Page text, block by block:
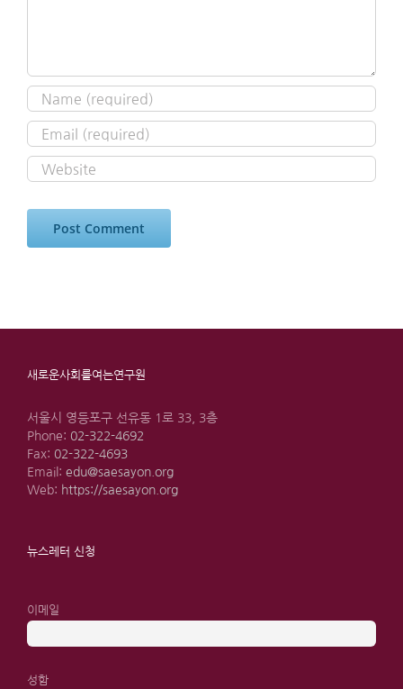
새로운사회를여는연구원
서울시 영등포구 선유동 1로 33, 3층
Phone: 02-322-4692
Fax: 02-322-4693
Email: edu@saesayon.org
Web: https://saesayon.org
뉴스레터 신청
이메일
성함